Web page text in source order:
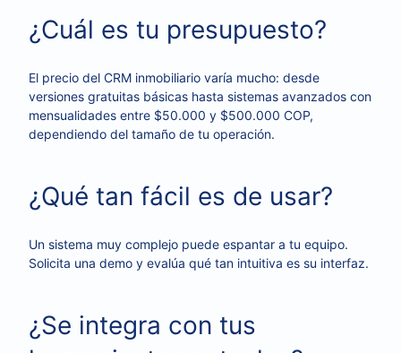
¿Cuál es tu presupuesto?
El precio del CRM inmobiliario varía mucho: desde
versiones gratuitas básicas hasta sistemas avanzados con
mensualidades entre $50.000 y $500.000 COP,
dependiendo del tamaño de tu operación.
¿Qué tan fácil es de usar?
Un sistema muy complejo puede espantar a tu equipo.
Solicita una demo y evalúa qué tan intuitiva es su interfaz.
¿Se integra con tus